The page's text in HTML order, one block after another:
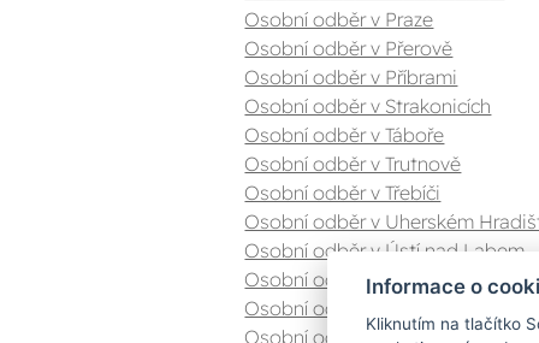
Osobní odběr v Praze
Osobní odběr v Přerově
Osobní odběr v Příbrami
Osobní odběr v Strakonicích
Osobní odběr v Táboře
Osobní odběr v Trutnově
Osobní odběr v Třebíči
Osobní odběr v Uherském
Osobní odběr v Ústí nad Labem
Osobní odběr v Valašském
Osobní odběr v Zlíně
Osobní odběr v Znojmě
Informace o
Kliknutím na tlačítko